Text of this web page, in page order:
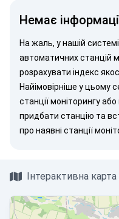
Немає
На жаль, у нашій
автоматичних станцій
розрахувати індекс
Найімовірніше у цьому
станції моніторингу
придбати станцію та
про наявні станції
Інтерактивна карта